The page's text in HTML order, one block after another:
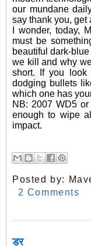
our mundane
say thank you, get
I wonder, today,
must be
beautiful dark-
we kill and why
short. If you look
dodging bullets
which one has
NB: 2007 WD5
enough to wipe
impact.
Posted by:
2 Comments
डर